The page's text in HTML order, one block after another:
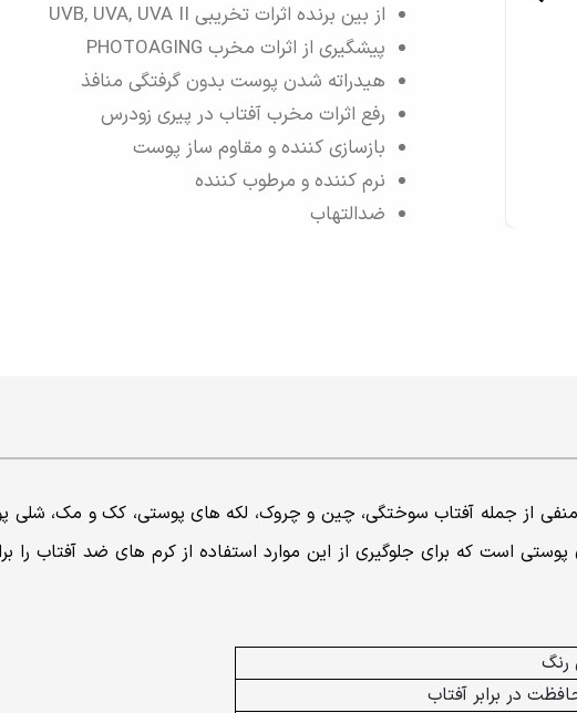
از بین برنده اثرات تخریبی UVB, UVA, UVA II
پیشگیری از اثرات مخرب PHOTOAGING
هیدراته شدن پوست بدون گرفتگی منافذ
رفع اثرات مخرب آفتاب در پیری زودرس
بازسازی کننده و مقاوم ساز پوست
نرم کننده و مرطوب کننده
ضدالتهاب
از جمله آفتاب سوختگی، چین و چروک، لکه های پوستی، کک و مک، شلی
است که برای جلوگیری از این موارد استفاده از کرم های ضد آفتاب را
رنگ
در برابر آفتاب